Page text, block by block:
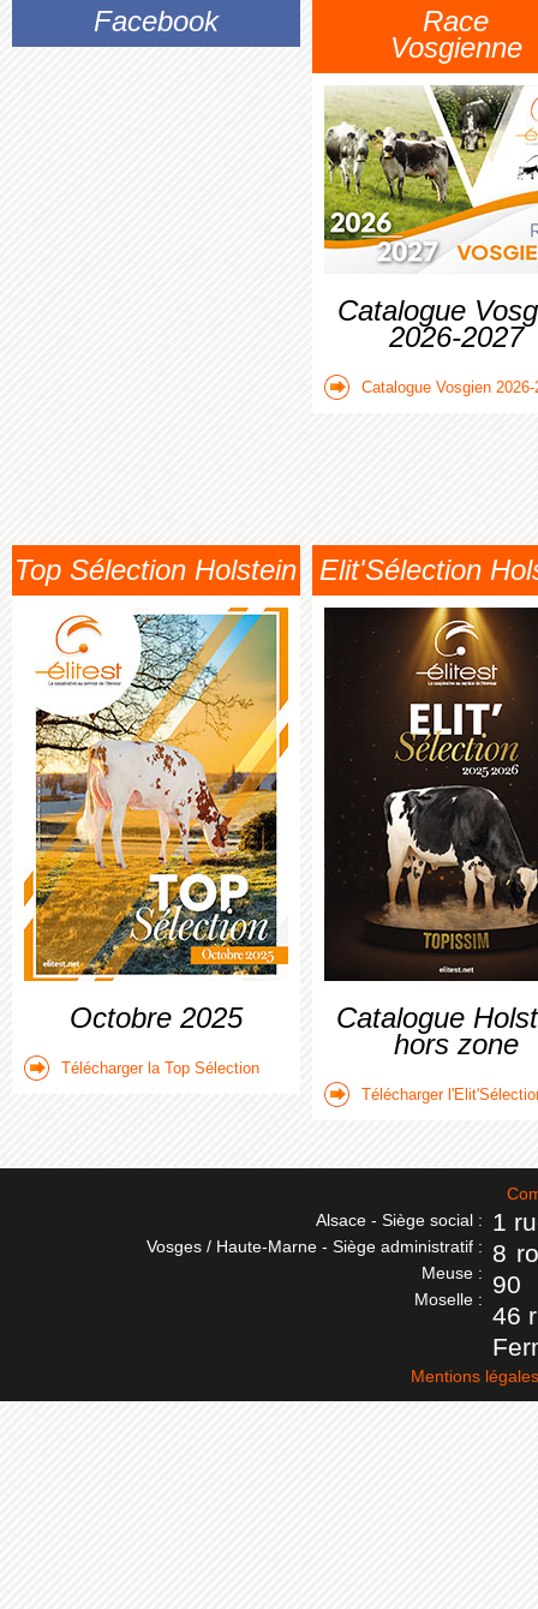
Facebook
Race
Vosgienne
Catalogue
2026-2027
Catalogue Vosgien 2026-
Top Sélection Holstein
Octobre 2025
Télécharger la Top Sélection
Elit'Sélection
Catalogue
hors zone
Télécharger
Alsace - Siège social :
Vosges / Haute-Marne - Siège administratif :
Meuse :
Moselle :
1
8
90
46
Mentions légales